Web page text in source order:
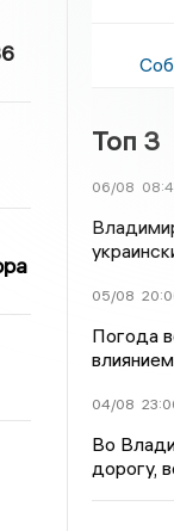
Топ 3
06/08
05/08
Погода
04/08
Во
дорогу,